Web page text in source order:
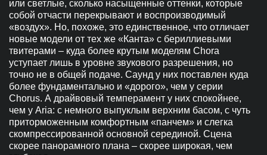
или светлые, сколько насыщенные оттенки, которые
собой отчасти перекрывают и воспроизводимый
«воздух». Но, похоже, это единственное, что отличает
новые модели от тех же «Канта» с бериллиевыми
твитерами – куда более крутым моделям Chora
уступает лишь в уровне звукового разрешения, но
точно не в общей подаче. Саунд у них поставлен куда
более фундаментально и «дорого», чем у серии
Chorus. А драйвовый темперамент у них спокойнее,
чем у Aria: с немного выпуклым верхним басом, с чуть
приторможенным комфортным «панчем» и слегка
скомпрессированной основной серединой. Сцена
скорее панорамного плана – скорее широкая, чем